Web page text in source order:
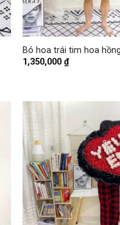
+
Bó hoa trái tim hoa
1,350,000₫